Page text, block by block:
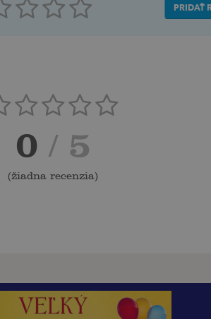
PRIDAŤ
0 / 5
(žiadna recenzia)